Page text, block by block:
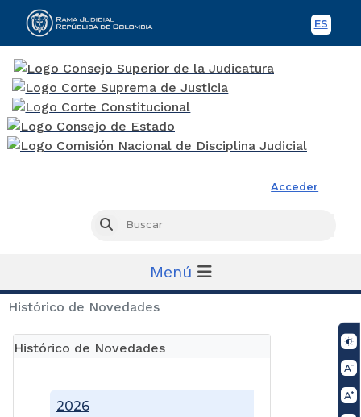
ES
Acceder
Buscar
Menú
Histórico de Novedades
Histórico de Novedades
2026